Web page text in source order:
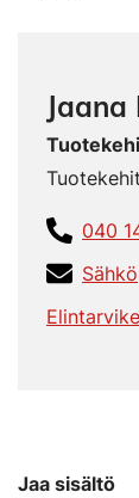
040
Jaa sisältö